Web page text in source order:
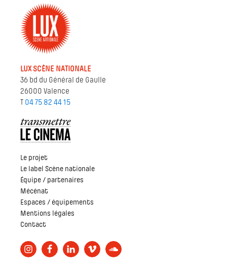
LUX SCÈNE NATIONALE
36 bd du Général de Gaulle
26000 Valence
T 04 75 82 44 15
Le projet
Le label Scène nationale
Équipe / partenaires
Mécénat
Espaces / équipements
Mentions légales
Contact